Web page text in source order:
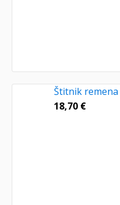
Štitnik remena
18,70 €